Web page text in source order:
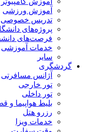
آموزش ورزشی
تدریس خصوصی
پروژه‌های
فرصت‌های
خدمات آموزشی
سایر
گردشگری
آژانس مسافرتی
تور خارجی
تور داخلی
بلیط هواپیما و
رزرو هتل
خدمات ویزا